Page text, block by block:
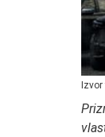
Izvor